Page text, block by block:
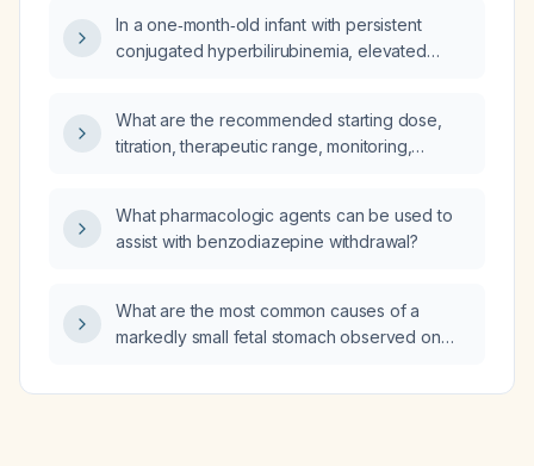
In a one‑month‑old infant with persistent
conjugated hyperbilirubinemia, elevated
transferase (GGT), what is the most probable
diagnosis: biliary atresia, Dubin‑Johnson
What are the recommended starting dose,
titration, therapeutic range, monitoring,
bipolar disorder?
What pharmacologic agents can be used to
assist with benzodiazepine withdrawal?
What are the most common causes of a
markedly small fetal stomach observed on